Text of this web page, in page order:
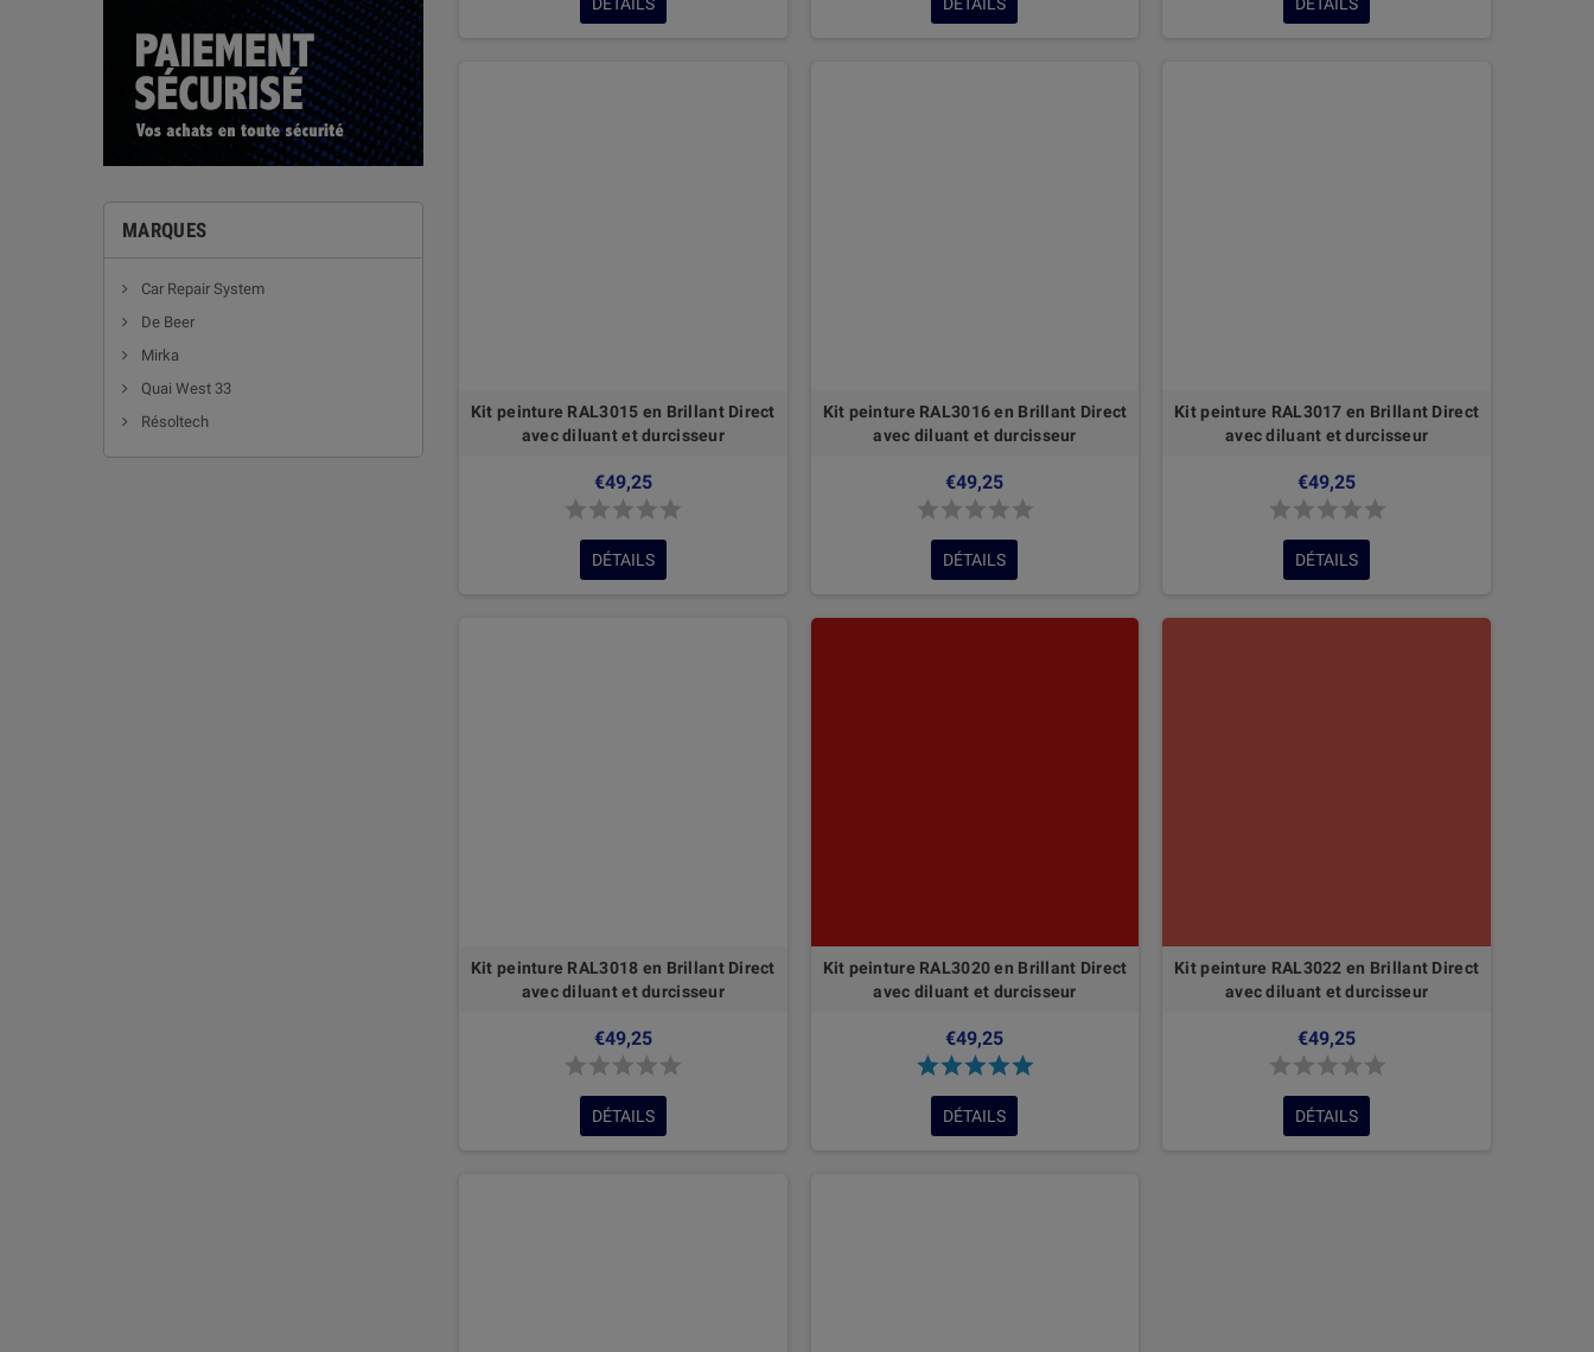
MARQUES
Car Repair System
De Beer
Mirka
Quai West 33
Résoltech
DÉTAILS DÉTAILS DÉTAILS
Kit peinture RAL3015 en Brillant Direct
avec diluant et durcisseur
€49,25
DÉTAILS
Kit peinture RAL3016 en Brillant Direct
avec diluant et durcisseur
€49,25
DÉTAILS
Kit peinture RAL3017 en Brillant Direct
avec diluant et durcisseur
€49,25
DÉTAILS
Kit peinture RAL3018 en Brillant Direct
avec diluant et durcisseur
€49,25
DÉTAILS
Kit peinture RAL3020 en Brillant Direct
avec diluant et durcisseur
€49,25
DÉTAILS
Kit peinture RAL3022 en Brillant Direct
avec diluant et durcisseur
€49,25
DÉTAILS